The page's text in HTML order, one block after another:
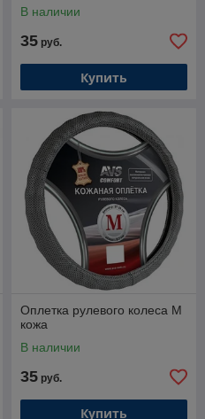
В наличии
35 руб.
Купить
Оплетка рулевого колеса M
кожа
В наличии
35 руб.
Купить